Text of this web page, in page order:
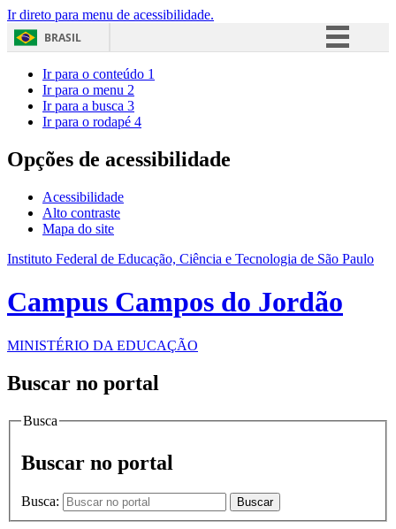
Ir direto para menu de acessibilidade.
BRASIL
Acesso à informação
Ir para o conteúdo 1
Ir para o menu 2
Ir para a busca 3
Ir para o rodapé 4
Opções de acessibilidade
Acessibilidade
Alto contraste
Mapa do site
Instituto Federal de Educação, Ciência e Tecnologia de São Paulo
Campus Campos do Jordão
MINISTÉRIO DA EDUCAÇÃO
Buscar no portal
Busca
Buscar no portal
Busca: Buscar